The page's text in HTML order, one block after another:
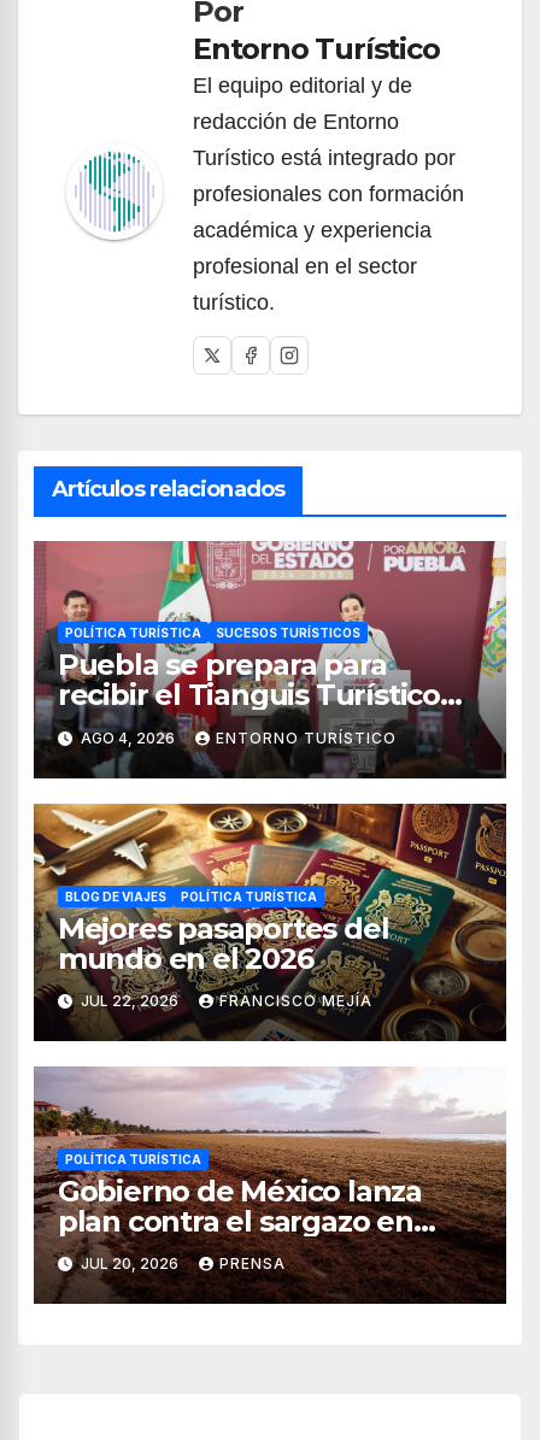
entradasPor
Entorno Turístico
El equipo editorial y de
redacción de Entorno
Turístico está integrado por
profesionales con formación
académica y experiencia
profesional en el sector
turístico.
Artículos relacionados
POLÍTICA TURÍSTICA SUCESOS TURÍSTICOS
Puebla se prepara para
recibir el Tianguis Turístico
México 2027
AGO 4, 2026 ENTORNO TURÍSTICO
BLOG DE VIAJES POLÍTICA TURÍSTICA
Mejores pasaportes del
mundo en el 2026
JUL 22, 2026 FRANCISCO MEJÍA
POLÍTICA TURÍSTICA
Gobierno de México lanza
plan contra el sargazo en
playas de Quintana Roo
JUL 20, 2026 PRENSA